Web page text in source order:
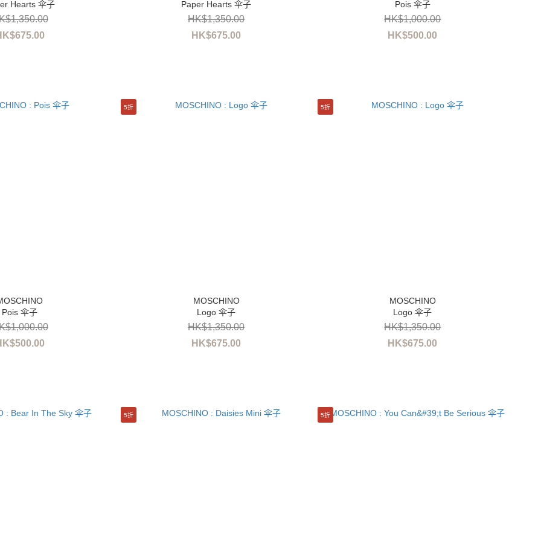
Hearts 伞子 Paper Hearts 伞子
HK$675.00
HK$1,350.00
Pois 伞子
HK$500.00
HK$1,000.00
Pois 伞子
5折
Logo 伞子
HK$675.00
HK$1,350.00
5折
Logo 伞子
HK$675.00
HK$1,350.00
5折 5折